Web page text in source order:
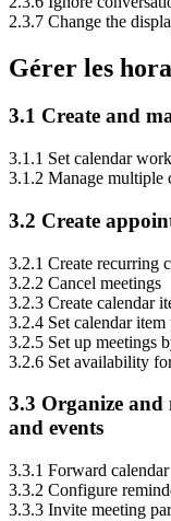
2.3.7 Change the
Gérer les
3.1 Create and
3.1.1 Set calendar
3.1.2 Manage multiple
3.2 Create
3.2.1 Create recurring
3.2.2 Cancel meetings
3.2.3 Create calendar
3.2.4 Set calendar
3.2.5 Set up meetings
3.2.6 Set availability
3.3 Organize and
and events
3.3.1 Forward
3.3.2 Configure
3.3.3 Invite meeting